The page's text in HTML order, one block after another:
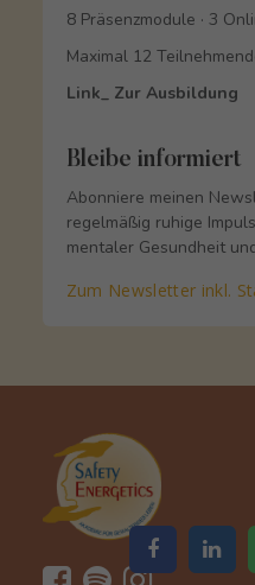
8 Präsenzmodule · 3
Maximal 12
Link_ Zur Ausbildung
Bleibe informiert
Abonniere meinen
regelmäßig ruhige
mentaler Gesundheit
Zum Newsletter inkl.